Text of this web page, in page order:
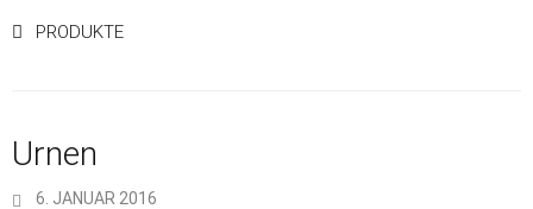
PRODUKTE
Urnen
6. JANUAR 2016